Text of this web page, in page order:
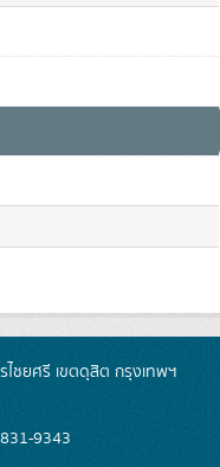
ไชยศรี เขตดุสิต กรุงเทพฯ
9343